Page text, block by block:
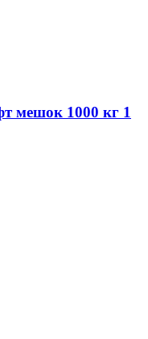
мешок 1000 кг 1